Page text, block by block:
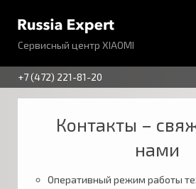
Сервисный центр XIAOMI
+7 (472) 221-81-20
Контакты –
нами
Оперативный режим работы